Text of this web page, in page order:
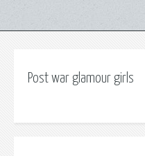
Post war glamour girls